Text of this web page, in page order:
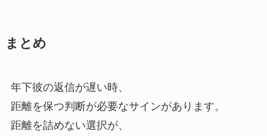
まとめ
年下彼の返信が遅い時、
距離を保つ判断が必要なサインがあります。
距離を詰めない選択が、